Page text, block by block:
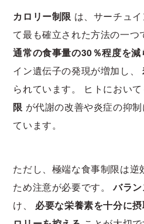
カロリー制限 は、サーチュ
て最も確立された方法の一つ
通常の食事量の30％程度を減
イン遺伝子の発現が増加し、
られています。 ヒトにおいて
限 が代謝の改善や炎症の抑
ています。
ただし、極端な食事制限は逆
ため注意が必要です。バラ
け、 必要な栄養素を十分に摂